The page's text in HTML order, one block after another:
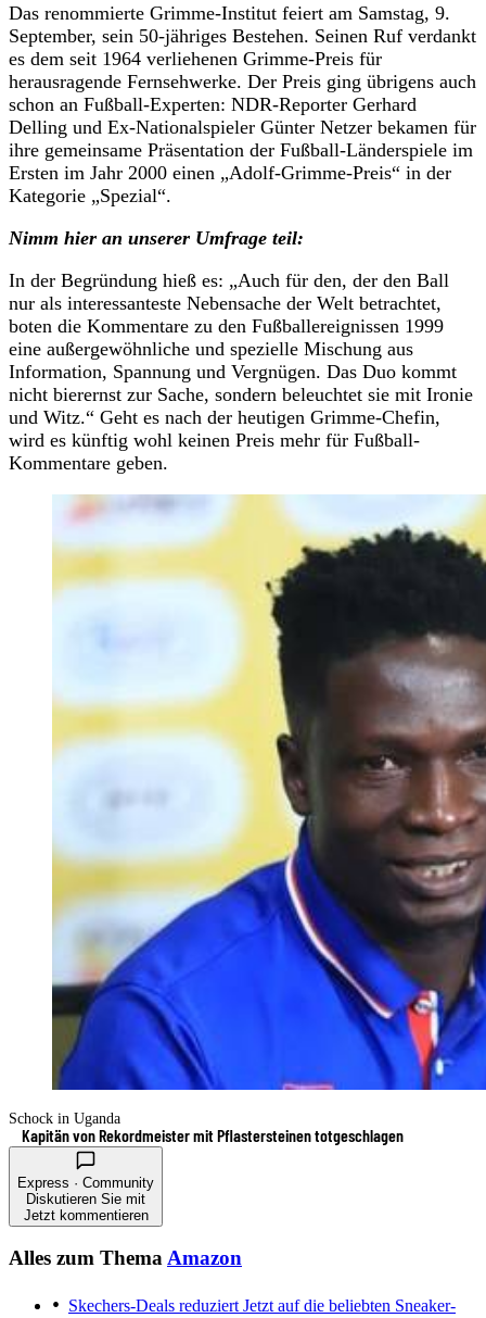
Das renommierte Grimme-Institut feiert am Samstag, 9.
September, sein 50-jähriges Bestehen. Seinen Ruf verdankt
es dem seit 1964 verliehenen Grimme-Preis für
herausragende Fernsehwerke. Der Preis ging übrigens auch
schon an Fußball-Experten: NDR-Reporter Gerhard
Delling und Ex-Nationalspieler Günter Netzer bekamen für
ihre gemeinsame Präsentation der Fußball-Länderspiele im
Ersten im Jahr 2000 einen „Adolf-Grimme-Preis“ in der
Kategorie „Spezial“.
Nimm hier an unserer Umfrage teil:
In der Begründung hieß es: „Auch für den, der den Ball
nur als interessanteste Nebensache der Welt betrachtet,
boten die Kommentare zu den Fußballereignissen 1999
eine außergewöhnliche und spezielle Mischung aus
Information, Spannung und Vergnügen. Das Duo kommt
nicht bierernst zur Sache, sondern beleuchtet sie mit Ironie
und Witz.“ Geht es nach der heutigen Grimme-Chefin,
wird es künftig wohl keinen Preis mehr für Fußball-
Kommentare geben.
Schock in Uganda
Kapitän von Rekordmeister mit Pflastersteinen totgeschlagen
Express · Community
Diskutieren Sie mit
Jetzt kommentieren
Alles zum ThemaAmazon
Skechers-Deals reduziert Jetzt auf die beliebten Sneaker-